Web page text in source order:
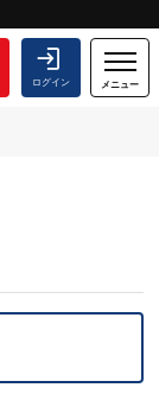
ログイン メニュー